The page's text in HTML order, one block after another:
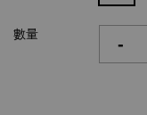
數量 -